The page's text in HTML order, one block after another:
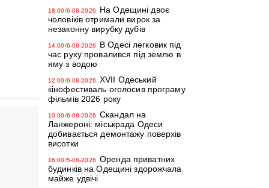
18:00/6-08-2026
На Одещині двоє
чоловіків отримали вирок за
незаконну вирубку дубів
14:00/6-08-2026
В Одесі легковик під
час руху провалився під землю в
яму з водою
12:00/6-08-2026
XVII Одеський
кінофестиваль оголосив програму
фільмів 2026 року
10:00/6-08-2026
Скандал на
Ланжероні: міськрада Одеси
добивається демонтажу поверхів
висотки
16:00/5-08-2026
Оренда приватних
будинків на Одещині здорожчала
майже удвічі